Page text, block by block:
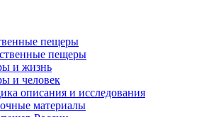
пещеры
пещеры
и жизнь
и человек
описания и исследования
материалы